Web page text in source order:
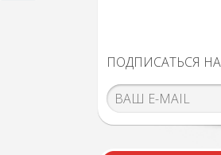
ПОДПИСАТЬСЯ